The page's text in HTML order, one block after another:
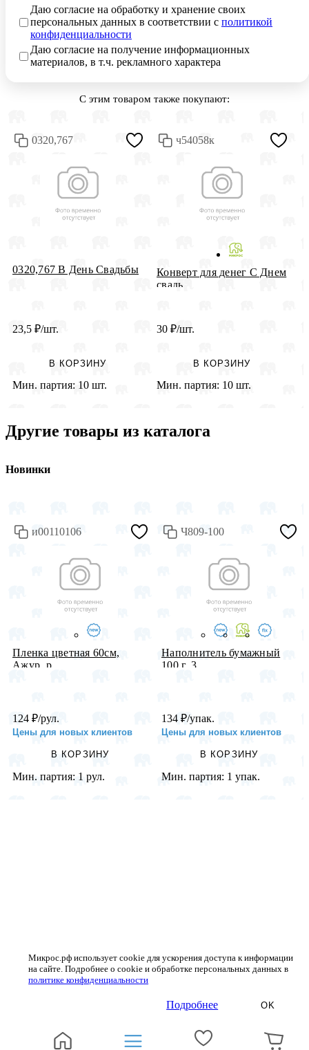
Даю согласие на обработку и хранение своих
персональных данных в соответствии с политикой
конфиденциальности
Даю согласие на получение информационных
материалов, в т.ч. рекламного характера
С этим товаром также покупают:
0320,767
0320,767 В День Свадьбы
23,5 ₽/шт.
В КОРЗИНУ
Мин. партия: 10 шт.
ч54058к
Конверт для денег С Днем
свадь...
30 ₽/шт.
В КОРЗИНУ
Мин. партия: 10 шт.
Другие товары из каталога
Новинки
и00110106
Пленка цветная 60см,
Ажур, р...
124 ₽/рул.
Цены для новых клиентов
В КОРЗИНУ
Мин. партия: 1 рул.
Ч809-100
Наполнитель бумажный
100 г, 3...
134 ₽/упак.
Цены для новых клиентов
В КОРЗИНУ
Мин. партия: 1 упак.
Микрос.рф использует cookie для ускорения доступа к информации
на сайте. Подробнее о cookie и обработке персональных данных в
политике конфиденциальности
Подробнее OK